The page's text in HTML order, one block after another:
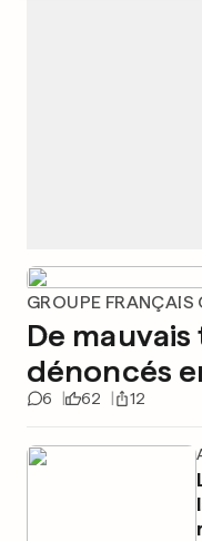
GROUPE FRANÇAIS
De
dénoncés
6 62 12